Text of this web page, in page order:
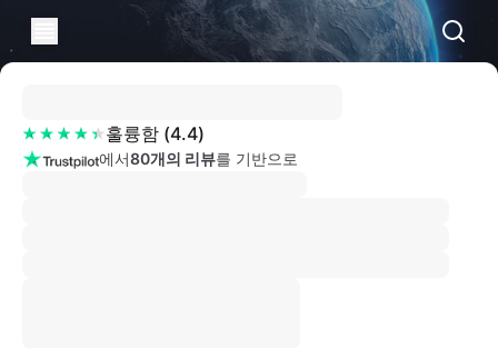
훌륭함 (4.4)
에서80개의 리뷰를 기반으로